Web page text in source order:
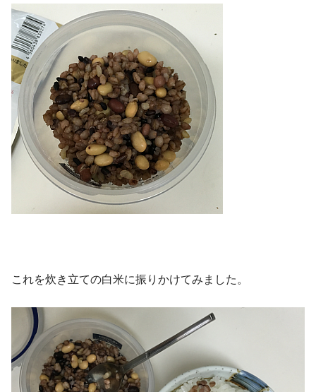
これを炊き立ての白米に振りかけてみました。